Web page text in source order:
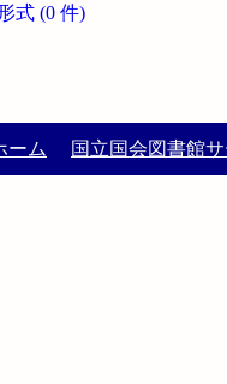
式 (0 件)
ーム 国立国会図書館